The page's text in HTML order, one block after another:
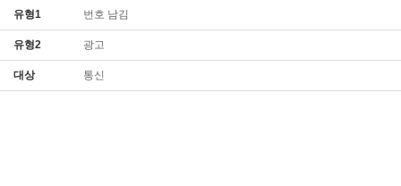
유형1 번호 남김
유형2 광고
대상 통신